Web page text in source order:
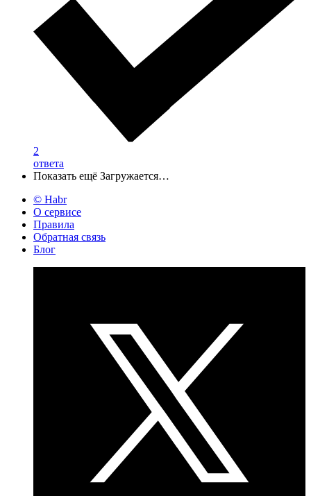
2
ответа
Показать ещё Загружается…
© Habr
О сервисе
Правила
Обратная связь
Блог